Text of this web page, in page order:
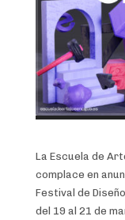
La Escuela de
complace en
Festival de
del 19 al 21 de